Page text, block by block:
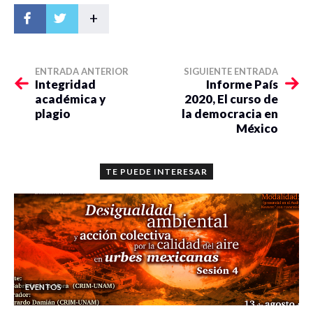
+
ENTRADA ANTERIOR
Integridad
académica y
plagio
SIGUIENTE ENTRADA
Informe País
2020, El curso de
la democracia en
México
TE PUEDE INTERESAR
EVENTOS